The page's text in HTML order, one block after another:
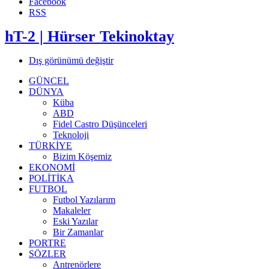
RSS
hT-2 | Hürser Tekinoktay
Dış görünümü değiştir
GÜNCEL
DÜNYA
Küba
ABD
Fidel Castro Düşünceleri
Teknoloji
TÜRKİYE
Bizim Köşemiz
EKONOMİ
POLİTİKA
FUTBOL
Futbol Yazılarım
Makaleler
Eski Yazılar
Bir Zamanlar
PORTRE
SÖZLER
Antrenörlere